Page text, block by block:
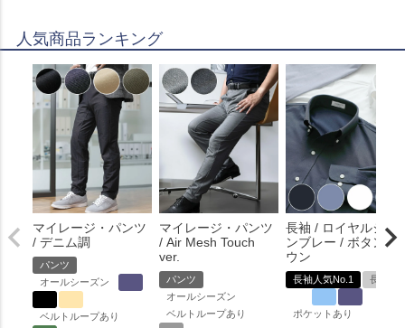
人気商品ランキング
マイレージ・パンツ
/ デニム調
パンツ
オールシーズン
ベルトループあり
マイレージ・パンツ
/ Air Mesh Touch
ver.
パンツ
オールシーズン
ベルトループあり
長袖 / ロイヤルシャ
ンブレー / ボタンダ
ウン
長袖人気No.1 長袖
ポケットあり